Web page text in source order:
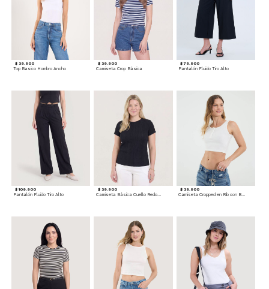
$ 39.900
Top Basico Hombro Ancho
$ 39.900
Camiseta Crop Básica
$ 79.900
Pantalón Fluido Tiro Alto
$ 109.900
Pantalón Fluido Tiro Alto
$ 39.900
Camiseta Básica Cuello Redondo
$ 39.900
Camiseta Cropped en Rib con Botones